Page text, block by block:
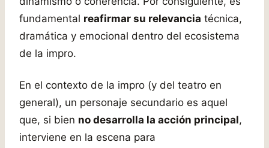
fundamental reafirmar su relevancia técnica,
dramática y emocional dentro del ecosistema
de la impro.
En el contexto de la impro (y del teatro en
general), un personaje secundario es aquel
que, si bien no desarrolla la acción principal,
interviene en la escena para